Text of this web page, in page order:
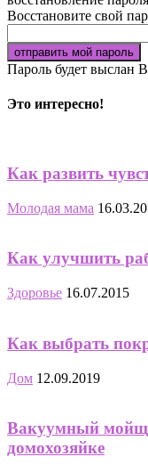
Восстановите свой
Пароль будет выслан
Это интересно!
Как развить
Молодая мама
Как улучшить
Здоровье 16.07.2015
Как выбрать
Дом 12.09.2019
Вакуумный
домохозяйке